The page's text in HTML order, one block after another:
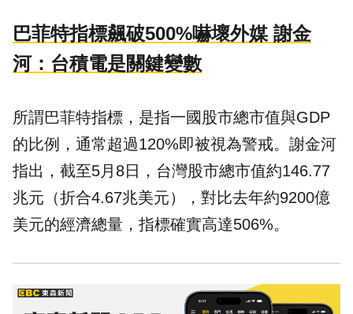
巴菲特指標飆破500%嚇壞外媒 謝金
河：台積電是關鍵變數
所謂巴菲特指標，是指一國股市總市值與GDP
的比例，通常超過120%即被視為警戒。謝金河
指出，截至5月8日，台灣股市總市值約146.77
兆元（折合4.67兆美元），對比去年約9200億
美元的經濟總量，指標確實高達506%。